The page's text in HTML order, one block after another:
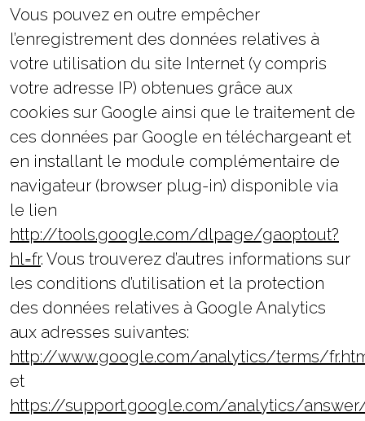
Vous pouvez en outre empêcher
l’enregistrement des données relatives à
votre utilisation du site Internet (y compris
votre adresse IP) obtenues grâce aux
cookies sur Google ainsi que le traitement de
ces données par Google en téléchargeant et
en installant le module complémentaire de
navigateur (browser plug-in) disponible via
le lien
http://tools.google.com/dlpage/gaoptout?
hl=fr. Vous trouverez d’autres informations sur
les conditions d’utilisation et la protection
des données relatives à Google Analytics
aux adresses suivantes:
http://www.google.com/analytics/terms/
et
https://support.google.com/analytics/